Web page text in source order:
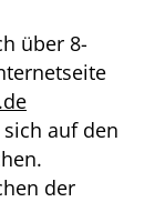
über 8-
auf den
der